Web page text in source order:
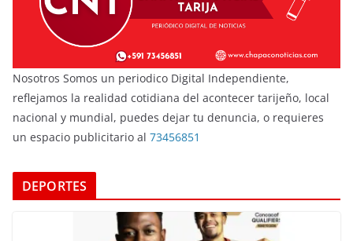
Nosotros Somos un periodico Digital Independiente,
reflejamos la realidad cotidiana del acontecer tarijeño, local
nacional y mundial, puedes dejar tu denuncia, o requieres
un espacio publicitario al 73456851
DEPORTES